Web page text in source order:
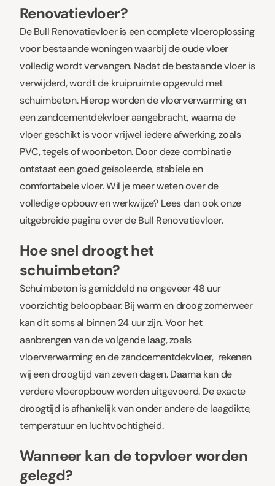
Renovatievloer?
De Bull Renovatievloeris een complete vloeroplossing
voor bestaande woningen waarbij de oude vloer
volledig wordt vervangen. Nadat de bestaande vloer is
verwijderd, wordt de kruipruimte opgevuld met
schuimbeton. Hierop worden de vloerverwarming en
een zandcementdekvloer aangebracht, waarna de
vloer geschikt is voor vrijwel iedere afwerking, zoals
PVC, tegels of woonbeton. Door deze combinatie
ontstaat een goed geïsoleerde, stabiele en
comfortabele vloer. Wil je meer weten over de
volledige opbouw en werkwijze? Lees dan ook onze
uitgebreide pagina over de Bull Renovatievloer.
Hoe snel droogt het
schuimbeton?
Schuimbeton is gemiddeld na ongeveer 48 uur
voorzichtig beloopbaar. Bij warm en droog zomerweer
kan dit soms al binnen 24 uur zijn. Voor het
aanbrengen van de volgende laag, zoals
vloerverwarming en de zandcementdekvloer, rekenen
wij een droogtijd van zeven dagen. Daarna kan de
verdere vloeropbouw worden uitgevoerd. De exacte
droogtijd is afhankelijk van onder andere de laagdikte,
temperatuur en luchtvochtigheid.
Wanneer kan de topvloer worden
gelegd?